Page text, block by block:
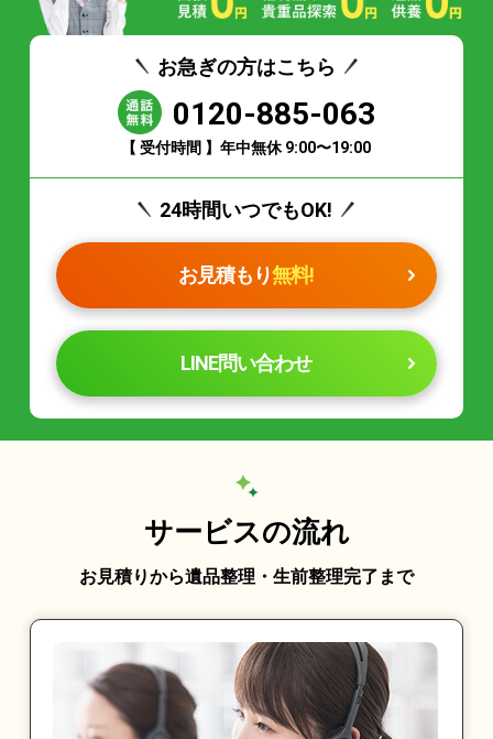
お急ぎの方はこちら
0120-885-063
【 受付時間 】年中無休 9:00〜19:00
24時間いつでもOK!
お見積もり無料!
LINE問い合わせ
サービスの流れ
お見積りから遺品整理・生前整理完了まで